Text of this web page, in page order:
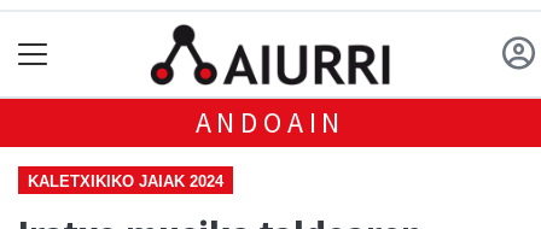
ANDOAIN
KALETXIKIKO JAIAK 2024